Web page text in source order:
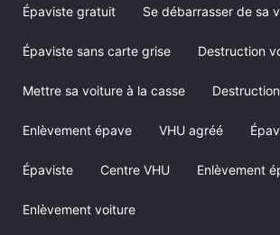
Épaviste gratuit Se débarrasser de sa
Épaviste sans carte grise Destruction
Mettre sa voiture à la casse
Enlèvement épave VHU agréé
Épaviste Centre VHU Enlèvement
Enlèvement voiture